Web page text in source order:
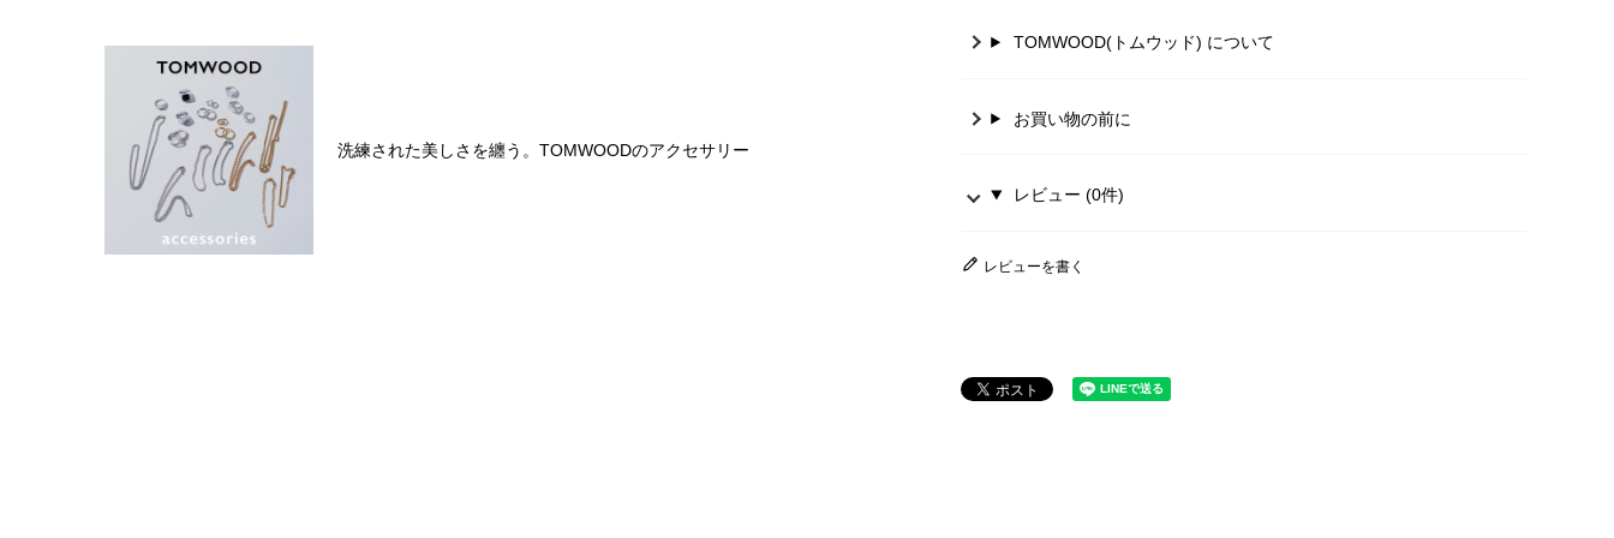
洗練された美しさを纏う。TOMWOODのアクセサリー
TOMWOOD(トムウッド) について
お買い物の前に
レビュー (0件)
レビューを書く